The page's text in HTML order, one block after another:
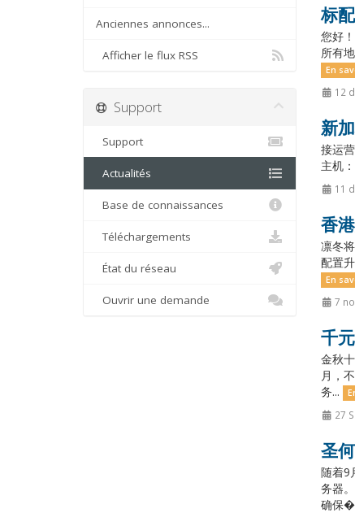
Anciennes annonces...
Afficher le flux RSS
标
您好
所有
En
12
新
接运
主机
11
香
凛冬
配置
En
7
千
金秋
月，
务...
27
圣
随着9
务器
确保
Support
Support
Actualités
Base de connaissances
Téléchargements
État du réseau
Ouvrir une demande